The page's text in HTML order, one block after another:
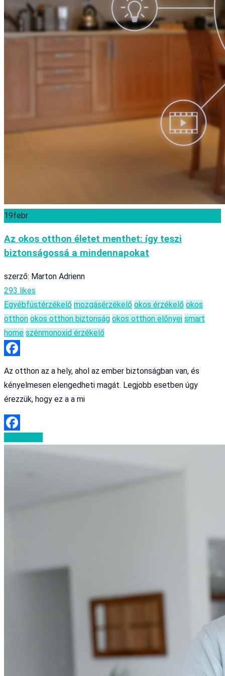
19febr
Az okos otthon életet menthet: így teszi
biztonságossá a mindennapokat
szerző: Marton Adrienn
293 likes
Egyébfüstérzékelő mozgásérzékelő okos érzékelő okos
otthon okos otthon biztonság okos otthon előnyei smart
home szénmonoxid érzékelő
Az otthon az a hely, ahol az ember biztonságban van, és
kényelmesen elengedheti magát. Legjobb esetben úgy
érezzük, hogy ez a a mi